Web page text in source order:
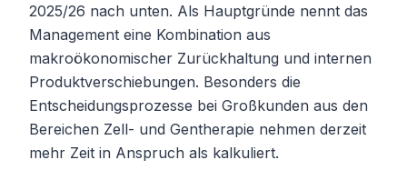
2025/26 nach unten. Als Hauptgründe nennt das
Management eine Kombination aus
makroökonomischer Zurückhaltung und internen
Produktverschiebungen. Besonders die
Entscheidungsprozesse bei Großkunden aus den
Bereichen Zell- und Gentherapie nehmen derzeit
mehr Zeit in Anspruch als kalkuliert.